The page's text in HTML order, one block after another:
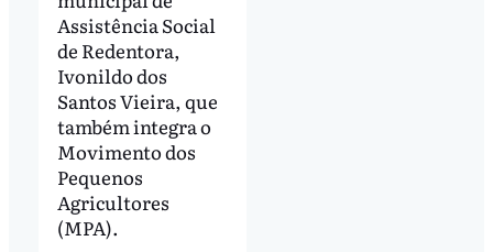
Assistência Social
de Redentora,
Ivonildo dos
Santos Vieira, que
também integra o
Movimento dos
Pequenos
Agricultores
(MPA).